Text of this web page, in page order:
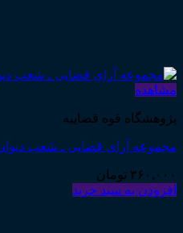
مشاهده
پژوهشگاه قوه قضاییه
مجموعه آرای قضایی ـ شعب
۳۶۰,۰۰۰ تومان
افزودن به سبد خرید